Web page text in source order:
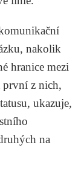
nakolik
hranice mezi
první z nich,
, ukazuje,
na